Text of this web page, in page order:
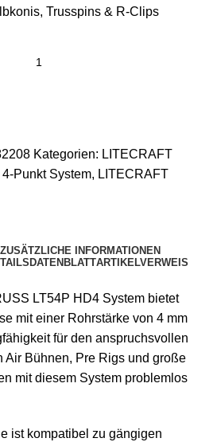
Trusspins & R-Clips
Kategorien: LITECRAFT
Punkt System, LITECRAFT
ZUSÄTZLICHE INFORMATIONEN
DATENBLATTARTIKELVERWEIS
LT54P HD4 System bietet
mit einer Rohrstärke von 4 mm
für den anspruchsvollen
Air Bühnen, Pre Rigs und große
mit diesem System problemlos
ist kompatibel zu gängigen